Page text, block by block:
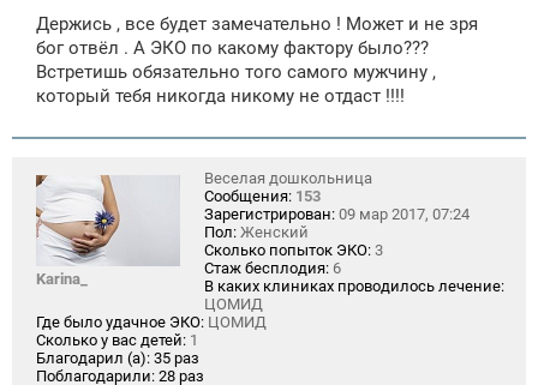
Держись , все будет замечательно ! Может и не зря
бог отвёл . А ЭКО по какому фактору было???
Встретишь обязательно того самого мужчину ,
который тебя никогда никому не отдаст !!!!
Karina_
Веселая дошкольница
Сообщения: 153
Зарегистрирован: 09 мар 2017, 07:24
Пол: Женский
Сколько попыток ЭКО: 3
Стаж бесплодия: 6
В каких клиниках проводилось лечение:
ЦОМИД
Где было удачное ЭКО: ЦОМИД
Сколько у вас детей: 1
Благодарил (а): 35 раз
Поблагодарили: 28 раз